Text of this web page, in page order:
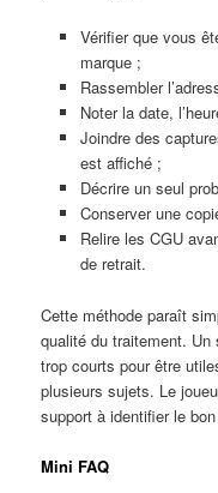
Vérifier que vous
marque ;
Rassembler
Noter la date,
Joindre des
est affiché ;
Décrire un seul
Conserver une
Relire les CGU
de retrait.
Cette méthode paraît
qualité du traitement.
trop courts pour être
plusieurs sujets. Le
support à identifier le
Mini FAQ